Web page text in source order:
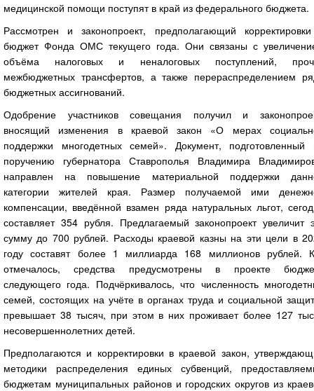
медицинской помощи поступят в край из федерального бюджета.
Рассмотрен и законопроект, предполагающий
бюджет Фонда ОМС текущего года. Они связаны с
объёма налоговых и неналоговых поступлений,
межбюджетных трансфертов, а также перераспределением
бюджетных ассигнований.
Одобрение участников совещания получил и
вносящий изменения в краевой закон «О мерах
поддержки многодетных семей». Документ, подготовленный
поручению губернатора Ставрополья Владимира
направлен на повышение материальной поддержки
категории жителей края. Размер получаемой ими
компенсации, введённой взамен ряда натуральных льгот,
составляет 354 рубля. Предлагаемый законопроект увеличит
сумму до 700 рублей. Расходы краевой казны на эти цели в
году составят более 1 миллиарда 168 миллионов рублей.
отмечалось, средства предусмотрены в проекте
следующего года. Подчёркивалось, что численность
семей, состоящих на учёте в органах труда и социальной
превышает 38 тысяч, при этом в них проживает более 127
несовершеннолетних детей.
Предполагаются и корректировки в краевой закон,
методики распределения единых субвенций,
бюджетам муниципальных районов и городских округов из